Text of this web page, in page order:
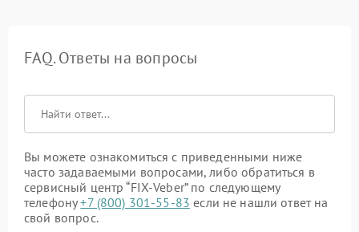
FAQ. Ответы на вопросы
Вы можете ознакомиться с приведенными ниже
часто задаваемыми вопросами, либо обратиться в
сервисный центр “FIX-Veber” по следующему
телефону+7 (800) 301-55-83 если не нашли ответ на
свой вопрос.